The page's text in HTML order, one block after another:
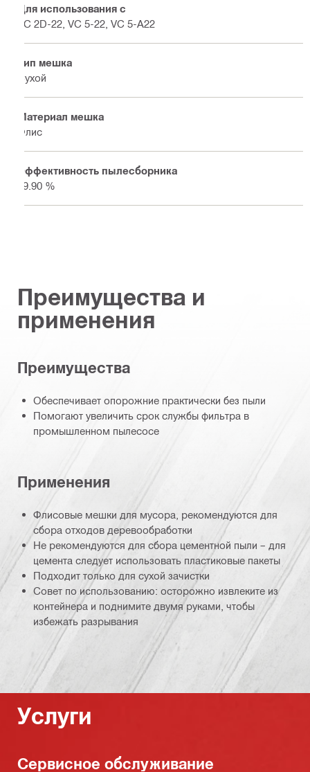
Для использования с
VC 2D-22, VC 5-22, VC 5-A22
Тип мешка
Сухой
Материал мешка
Флис
Эффективность пылесборника
99.90 %
Преимущества и
применения
Преимущества
Обеспечивает опорожние практически без пыли
Помогают увеличить срок службы фильтра в
промышленном пылесосе
Применения
Флисовые мешки для мусора, рекомендуются для
сбора отходов деревообработки
Не рекомендуются для сбора цементной пыли – для
цемента следует использовать пластиковые пакеты
Подходит только для сухой зачистки
Совет по использованию: осторожно извлеките из
контейнера и поднимите двумя руками, чтобы
избежать разрывания
Услуги
Сервисное обслуживание